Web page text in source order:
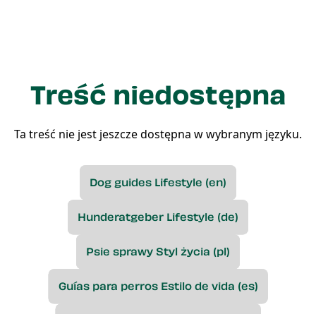
Treść niedostępna
Ta treść nie jest jeszcze dostępna w wybranym języku.
Dog guides Lifestyle (en)
Hunderatgeber Lifestyle (de)
Psie sprawy Styl życia (pl)
Guías para perros Estilo de vida (es)